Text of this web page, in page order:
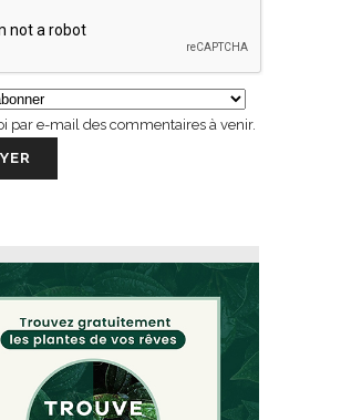
par e-mail des commentaires à venir.